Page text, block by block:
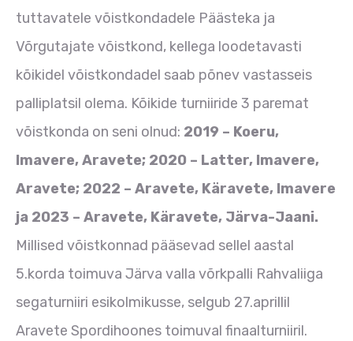
tuttavatele võistkondadele Päästeka ja
Võrgutajate võistkond, kellega loodetavasti
kõikidel võistkondadel saab põnev vastasseis
palliplatsil olema. Kõikide turniiride 3 paremat
võistkonda on seni olnud: 2019 – Koeru,
Imavere, Aravete; 2020 – Latter, Imavere,
Aravete; 2022 – Aravete, Käravete, Imavere
ja 2023 – Aravete, Käravete, Järva-Jaani.
Millised võistkonnad pääsevad sellel aastal
5.korda toimuva Järva valla võrkpalli Rahvaliiga
segaturniiri esikolmikusse, selgub 27.aprillil
Aravete Spordihoones toimuval finaalturniiril.